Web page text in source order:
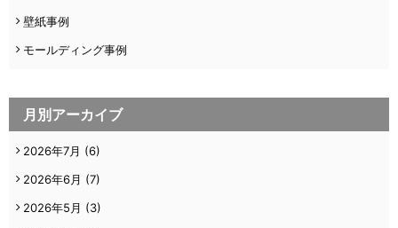
壁紙事例
モールディング事例
月別アーカイブ
2026年7月 (6)
2026年6月 (7)
2026年5月 (3)